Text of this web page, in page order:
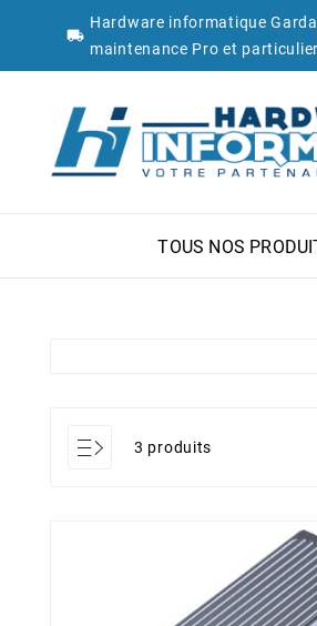

Hardware informatique
maintenance Pro et
TOUS NOS
3 produits